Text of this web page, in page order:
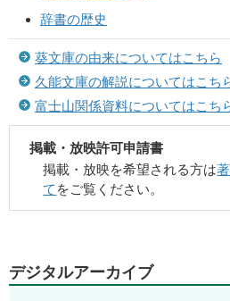
辞書の歴史
葵文庫の由来についてはこちら
久能文庫の解説についてはこち
富士山関係資料についてはこち
掲載・放映許可申請書
掲載・放映を希望される方は
て をご覧ください。
デジタルアーカイブ